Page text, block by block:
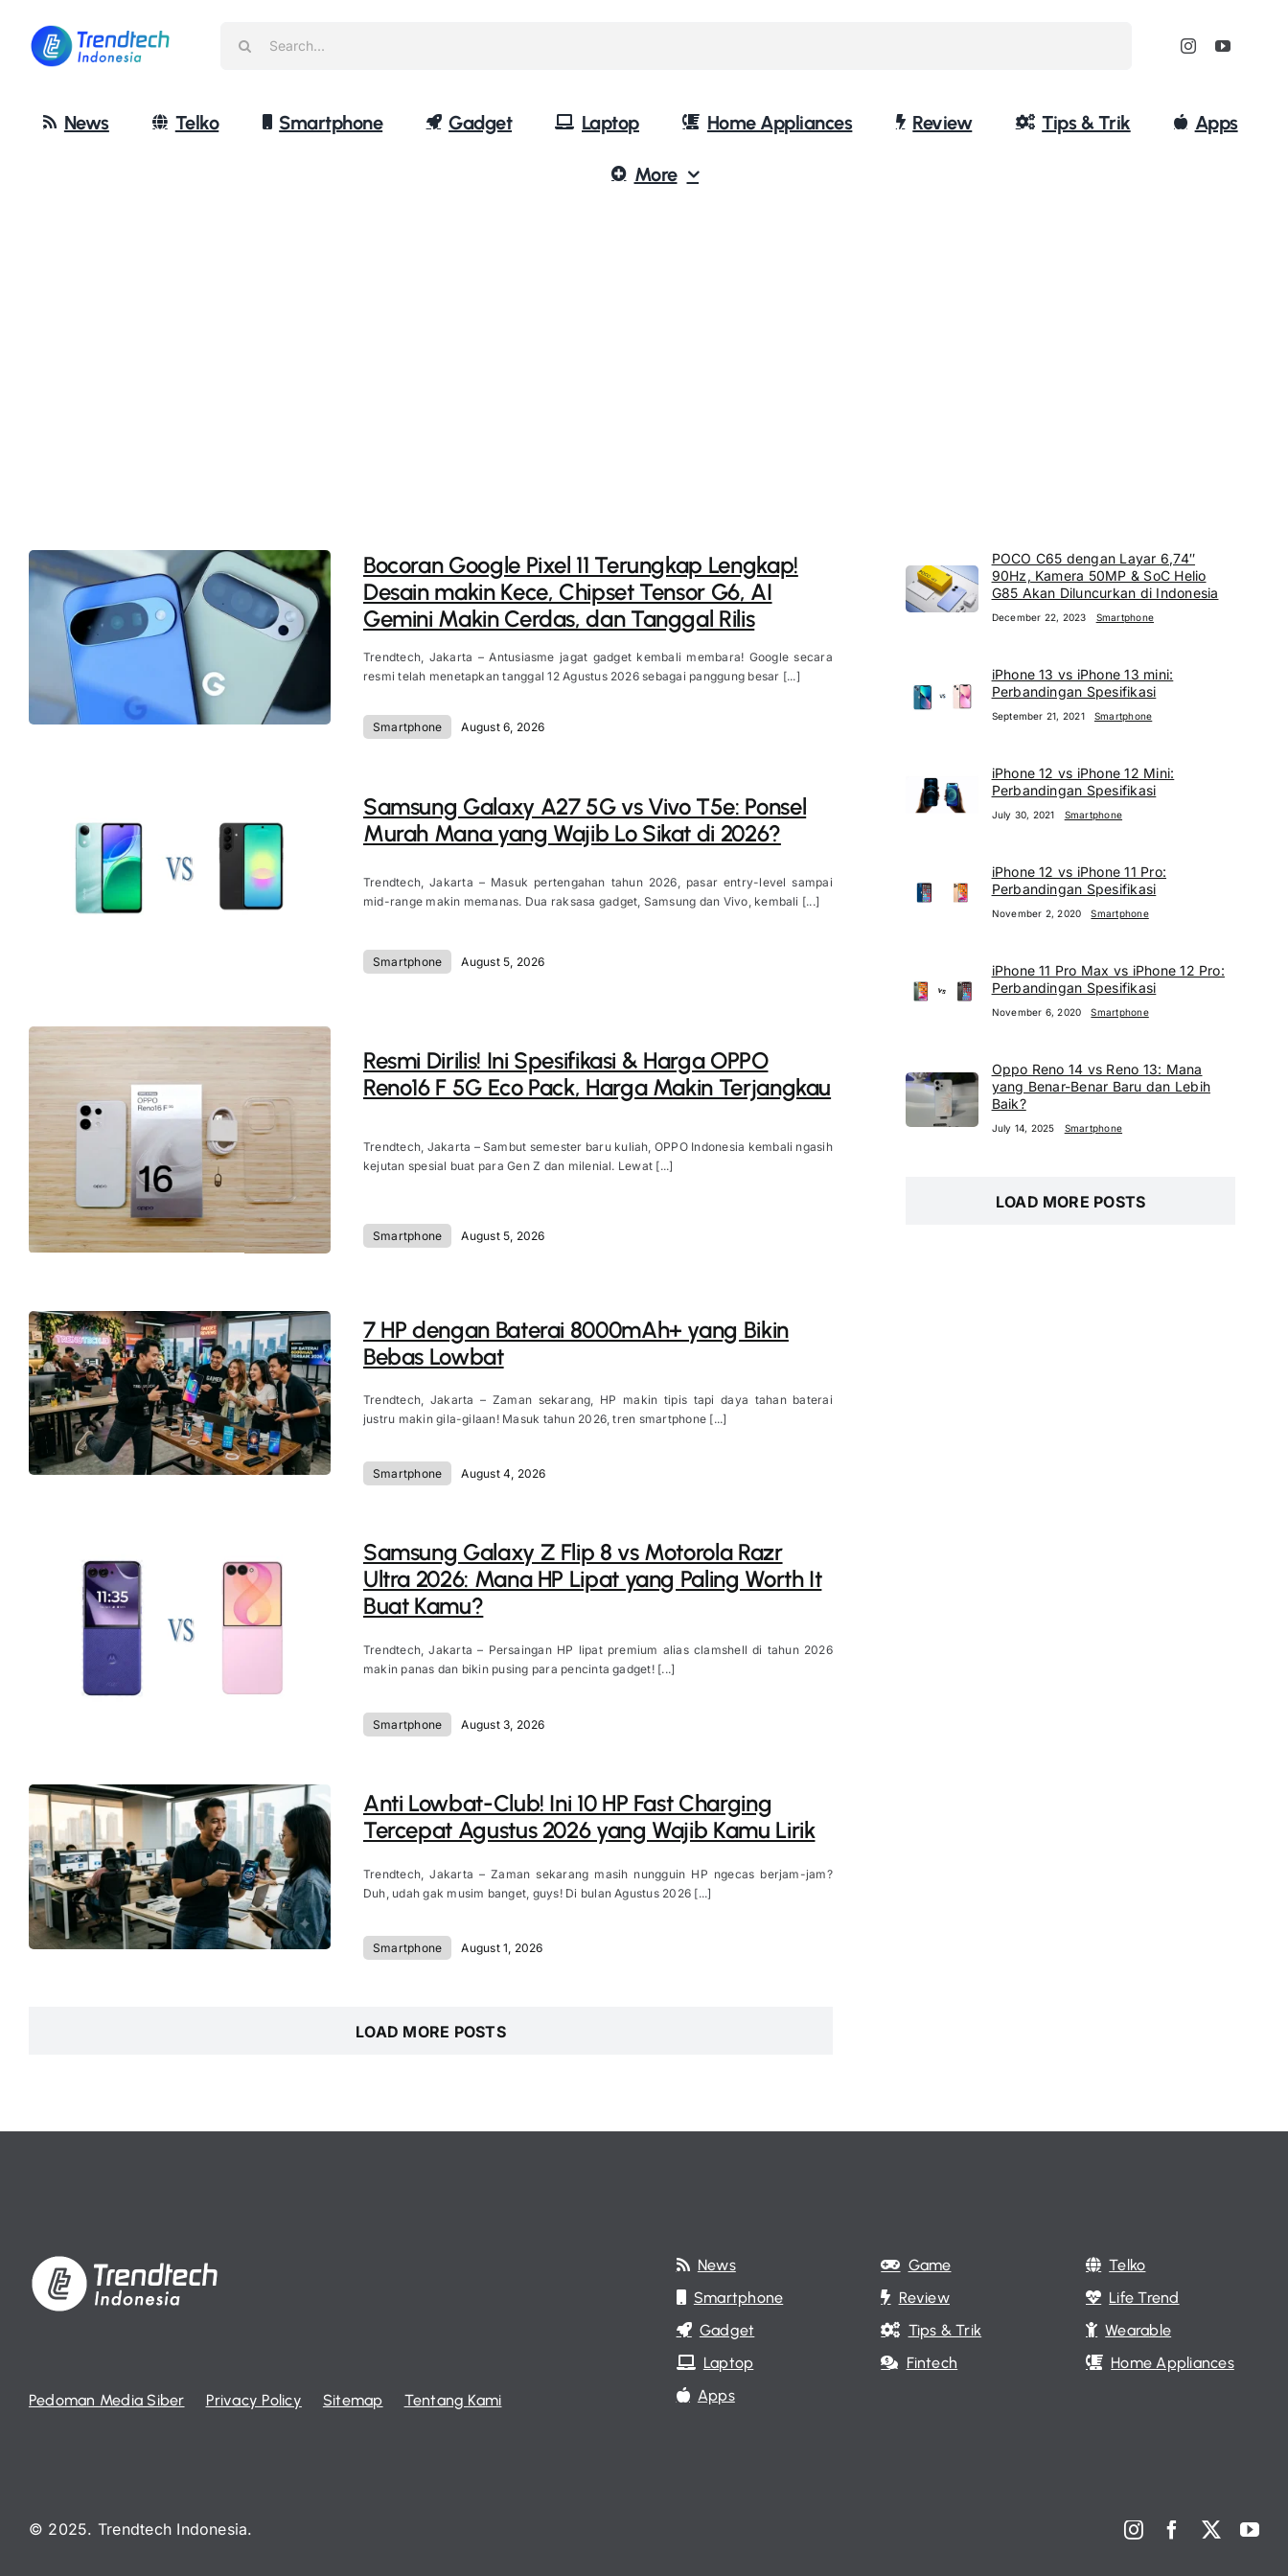
content
News Telko Smartphone Gadget Laptop Home Appliances Review Tips & Trik Apps
More
Bocoran Google Pixel 11 Terungkap Lengkap!
Desain makin Kece, Chipset Tensor G6, AI
Gemini Makin Cerdas, dan Tanggal Rilis
Trendtech, Jakarta – Antusiasme jagat gadget kembali membara! Google secara
resmi telah menetapkan tanggal 12 Agustus 2026 sebagai panggung besar [...]
Smartphone August 6, 2026
Samsung Galaxy A27 5G vs Vivo T5e: Ponsel
Murah Mana yang Wajib Lo Sikat di 2026?
Trendtech, Jakarta – Masuk pertengahan tahun 2026, pasar entry-level sampai
mid-range makin memanas. Dua raksasa gadget, Samsung dan Vivo, kembali [...]
Smartphone August 5, 2026
Resmi Dirilis! Ini Spesifikasi & Harga OPPO
Reno16 F 5G Eco Pack, Harga Makin Terjangkau
Trendtech, Jakarta – Sambut semester baru kuliah, OPPO Indonesia kembali ngasih
kejutan spesial buat para Gen Z dan milenial. Lewat [...]
Smartphone August 5, 2026
7 HP dengan Baterai 8000mAh+ yang Bikin
Bebas Lowbat
Trendtech, Jakarta – Zaman sekarang, HP makin tipis tapi daya tahan baterai
justru makin gila-gilaan! Masuk tahun 2026, tren smartphone [...]
Smartphone August 4, 2026
Samsung Galaxy Z Flip 8 vs Motorola Razr
Ultra 2026: Mana HP Lipat yang Paling Worth It
Buat Kamu?
Trendtech, Jakarta – Persaingan HP lipat premium alias clamshell di tahun 2026
makin panas dan bikin pusing para pencinta gadget! [...]
Smartphone August 3, 2026
Anti Lowbat-Club! Ini 10 HP Fast Charging
Tercepat Agustus 2026 yang Wajib Kamu Lirik
Trendtech, Jakarta – Zaman sekarang masih nungguin HP ngecas berjam-jam?
Duh, udah gak musim banget, guys! Di bulan Agustus 2026 [...]
Smartphone August 1, 2026
LOAD MORE POSTS
POCO C65 dengan Layar 6,74″
90Hz, Kamera 50MP & SoC Helio
G85 Akan Diluncurkan di Indonesia
December 22, 2023 Smartphone
iPhone 13 vs iPhone 13 mini:
Perbandingan Spesifikasi
September 21, 2021 Smartphone
iPhone 12 vs iPhone 12 Mini:
Perbandingan Spesifikasi
July 30, 2021 Smartphone
iPhone 12 vs iPhone 11 Pro:
Perbandingan Spesifikasi
November 2, 2020 Smartphone
iPhone 11 Pro Max vs iPhone 12 Pro:
Perbandingan Spesifikasi
November 6, 2020 Smartphone
Oppo Reno 14 vs Reno 13: Mana
yang Benar-Benar Baru dan Lebih
Baik?
July 14, 2025 Smartphone
LOAD MORE POSTS
Pedoman Media Siber Privacy Policy Sitemap Tentang Kami
News
Smartphone
Gadget
Laptop
Apps
Game
Review
Tips & Trik
Fintech
Telko
Life Trend
Wearable
Home Appliances
© 2025. Trendtech Indonesia.